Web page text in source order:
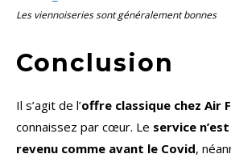
Les viennoiseries sont généralement bonnes
Conclusion
Il s’agit de l’offre classique chez Air
connaissez par cœur. Le service
revenu comme avant le Covid,